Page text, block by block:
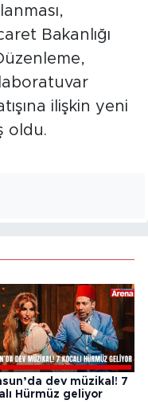
Bakanlığı
ilişkin yeni
oldu.
dev müzikal! 7
Hürmüz geliyor